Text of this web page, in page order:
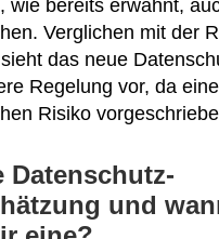
wie bereits erwähnt,
Verglichen mit der
das neue
Regelung vor, da
Risiko
Datenschutz-
und